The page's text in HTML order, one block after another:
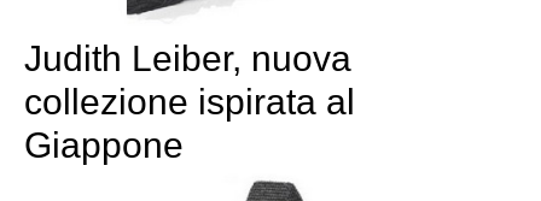
Judith Leiber, nuova
collezione ispirata al
Giappone